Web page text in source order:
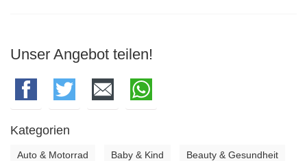
Unser Angebot teilen!
Kategorien
Auto & Motorrad
Baby & Kind
Beauty & Gesundheit